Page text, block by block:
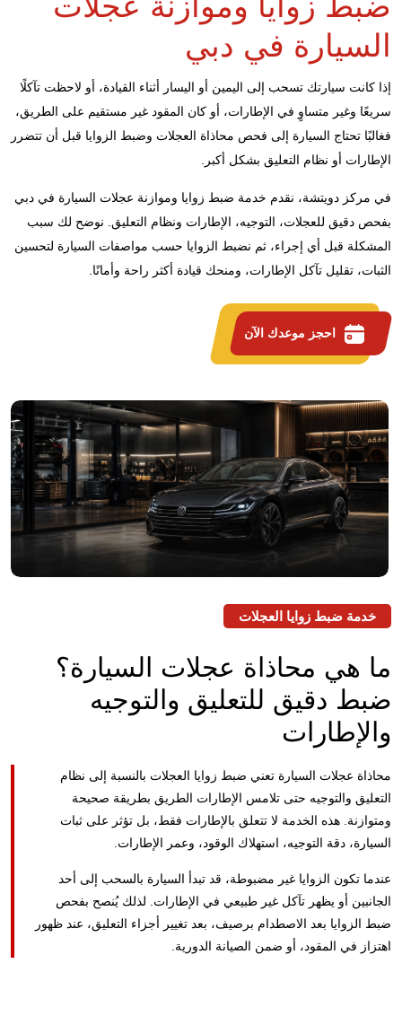
السيارة في دبي
إذا كانت سيارتك تسحب إلى اليمين أو اليسار أثناء القيادة، أو لاحظت تآكلًا
سريعًا وغير متساوٍ في الإطارات، أو كان المقود غير مستقيم على الطريق،
فغالبًا تحتاج السيارة إلى فحص محاذاة العجلات وضبط الزوايا قبل أن تتضرر
الإطارات أو نظام التعليق بشكل أكبر.
في مركز دويتشة، نقدم خدمة ضبط زوايا وموازنة عجلات السيارة في دبي
بفحص دقيق للعجلات، التوجيه، الإطارات ونظام التعليق. نوضح لك سبب
المشكلة قبل أي إجراء، ثم نضبط الزوايا حسب مواصفات السيارة لتحسين
الثبات، تقليل تآكل الإطارات، ومنحك قيادة أكثر راحة وأمانًا.
احجز موعدك الآن
خدمة ضبط زوايا العجلات
ما هي محاذاة عجلات السيارة؟
ضبط دقيق للتعليق والتوجيه
والإطارات
محاذاة عجلات السيارة تعني ضبط زوايا العجلات بالنسبة إلى نظام
التعليق والتوجيه حتى تلامس الإطارات الطريق بطريقة صحيحة
ومتوازنة. هذه الخدمة لا تتعلق بالإطارات فقط، بل تؤثر على ثبات
السيارة، دقة التوجيه، استهلاك الوقود، وعمر الإطارات.
عندما تكون الزوايا غير مضبوطة، قد تبدأ السيارة بالسحب إلى أحد
الجانبين أو يظهر تآكل غير طبيعي في الإطارات. لذلك يُنصح بفحص
ضبط الزوايا بعد الاصطدام برصيف، بعد تغيير أجزاء التعليق، عند ظهور
اهتزاز في المقود، أو ضمن الصيانة الدورية.